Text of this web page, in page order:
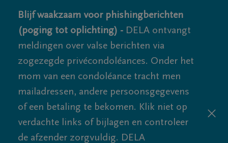
Blijf waakzaam voor phishingberichten
(poging tot oplichting) - DELA ontvangt
meldingen over valse berichten via
zogezegde privécondoléances. Onder het
mom van een condoléance tracht men
mailadressen, andere persoonsgegevens
of een betaling te bekomen. Klik niet op
verdachte links of bijlagen en controleer
de afzender zorgvuldig. DELA